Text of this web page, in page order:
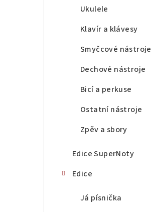
Ukulele
Klavír a klávesy
Smyčcové nástroje
Dechové nástroje
Bicí a perkuse
Ostatní nástroje
Zpěv a sbory
Edice SuperNoty
Edice
Já písnička